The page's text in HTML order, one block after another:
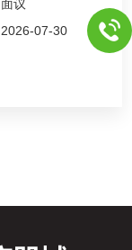
面议
2026-07-30